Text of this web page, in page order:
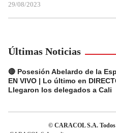
29/08/2023
Últimas Noticias
🔴 Posesión Abelardo de la
EN VIVO | Lo último en
Llegaron los delegados a Cali
© CARACOL S.A. Todos